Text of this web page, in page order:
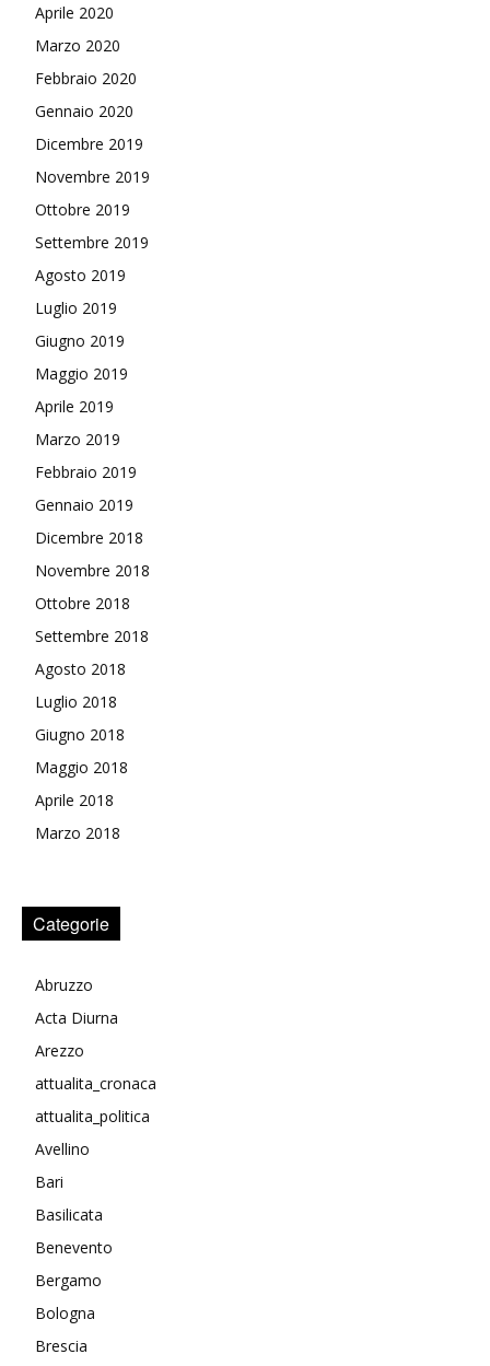
Aprile 2020
Marzo 2020
Febbraio 2020
Gennaio 2020
Dicembre 2019
Novembre 2019
Ottobre 2019
Settembre 2019
Agosto 2019
Luglio 2019
Giugno 2019
Maggio 2019
Aprile 2019
Marzo 2019
Febbraio 2019
Gennaio 2019
Dicembre 2018
Novembre 2018
Ottobre 2018
Settembre 2018
Agosto 2018
Luglio 2018
Giugno 2018
Maggio 2018
Aprile 2018
Marzo 2018
Categorie
Abruzzo
Acta Diurna
Arezzo
attualita_cronaca
attualita_politica
Avellino
Bari
Basilicata
Benevento
Bergamo
Bologna
Brescia